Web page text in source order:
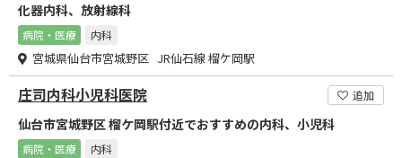
化器内科、放射線科
病院・医療 内科
宮城県仙台市宮城野区 JR仙石線 榴ケ岡駅
庄司内科小児科医院 追加
仙台市宮城野区 榴ケ岡駅付近でおすすめの内科、小児科
病院・医療 内科